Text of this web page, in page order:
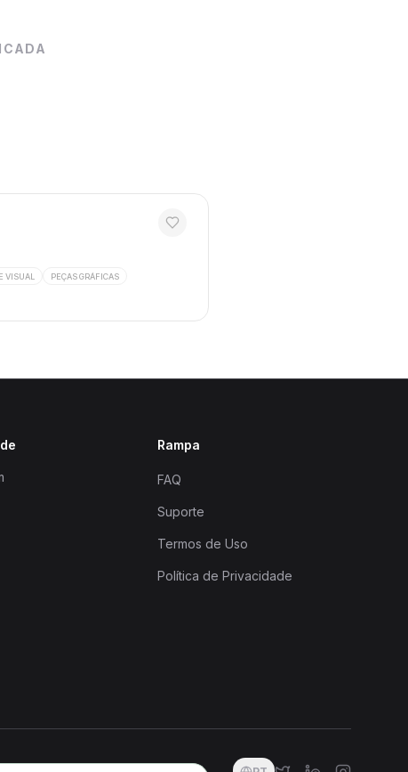
VISUAL
PEÇAS GRÁFICAS
Rampa
FAQ
Suporte
Termos de Uso
Política de Privacidade